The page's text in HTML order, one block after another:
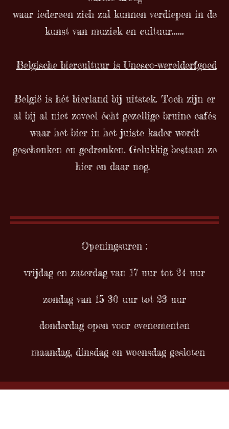
waar iedereen zich zal kunnen verdiepen in de
kunst van muziek en cultuur......
Belgische biercultuur is Unesco-werelderfgoed
België is hét bierland bij uitstek. Toch zijn er
al bij al niet zoveel écht gezellige bruine cafés
waar het bier in het juiste kader wordt
geschonken en gedronken. Gelukkig bestaan ze
hier en daar nog.
Openingsuren :
vrijdag en zaterdag van 17 uur tot 24 uur
zondag van 15 30 uur tot 23 uur
donderdag open voor evenementen
maandag, dinsdag en woensdag gesloten